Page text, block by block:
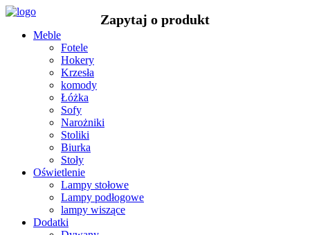
Meble
Fotele
Hokery
Krzesła
komody
Łóżka
Sofy
Narożniki
Stoliki
Biurka
Stoły
Oświetlenie
Lampy stołowe
Lampy podłogowe
lampy wiszące
Dodatki